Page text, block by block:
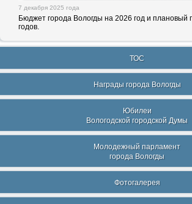
7 декабря 2025 года
Бюджет города Вологды на 2026 год и плановый
годов.
ТОС
Награды города Вологды
Юбилеи
Вологодской городской Думы
Молодежный парламент
города Вологды
Фотогалерея